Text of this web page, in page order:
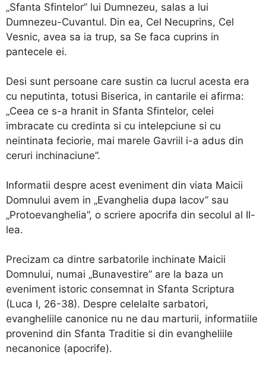
„Sfanta Sfintelor” lui Dumnezeu, salas a lui
Dumnezeu-Cuvantul. Din ea, Cel Necuprins, Cel
Vesnic, avea sa ia trup, sa Se faca cuprins in
pantecele ei.
Desi sunt persoane care sustin ca lucrul acesta era
cu neputinta, totusi Biserica, in cantarile ei afirma:
„Ceea ce s-a hranit in Sfanta Sfintelor, celei
imbracate cu credinta si cu intelepciune si cu
neintinata feciorie, mai marele Gavriil i-a adus din
ceruri inchinaciune”.
Informatii despre acest eveniment din viata Maicii
Domnului avem in „Evanghelia dupa Iacov” sau
„Protoevanghelia”, o scriere apocrifa din secolul al II-
lea.
Precizam ca dintre sarbatorile inchinate Maicii
Domnului, numai „Bunavestire” are la baza un
eveniment istoric consemnat in Sfanta Scriptura
(Luca I, 26-38). Despre celelalte sarbatori,
evangheliile canonice nu ne dau marturii, informatiile
provenind din Sfanta Traditie si din evangheliile
necanonice (apocrife).